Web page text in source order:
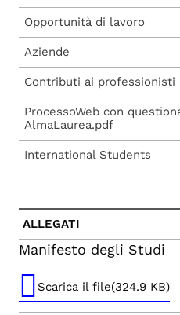
Opportunità di lavoro
Aziende
Contributi ai professionisti
ProcessoWeb con
AlmaLaurea.pdf
International Students
ALLEGATI
Manifesto degli Studi
Scarica il file(324.9 KB)